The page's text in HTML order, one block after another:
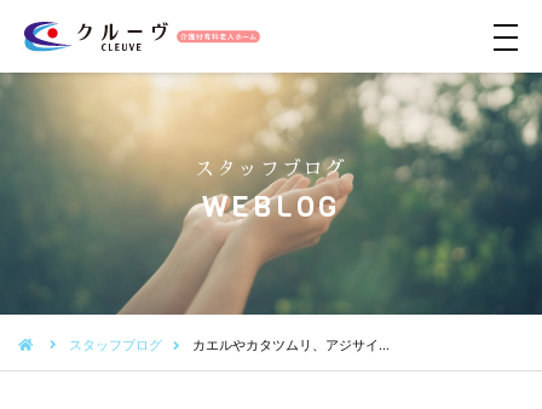
メ
ュ
ー
スタッフブログ
WEBLOG
スタッフブログ カエルやカタツムリ、アジサイ…